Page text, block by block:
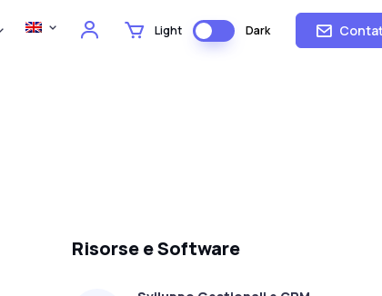
Light Dark
Risorse e Software